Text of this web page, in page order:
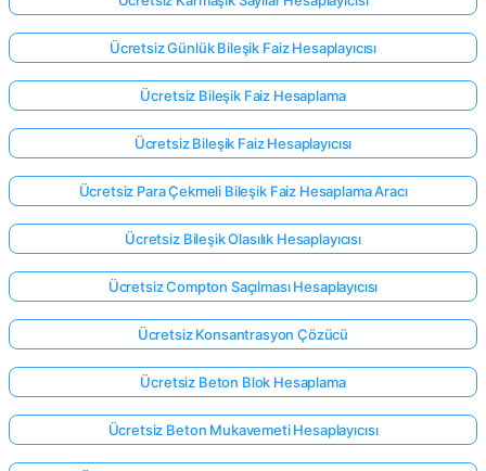
Ücretsiz Günlük Bileşik Faiz Hesaplayıcısı
Ücretsiz Bileşik Faiz Hesaplama
Ücretsiz Bileşik Faiz Hesaplayıcısı
Ücretsiz Para Çekmeli Bileşik Faiz Hesaplama Aracı
Ücretsiz Bileşik Olasılık Hesaplayıcısı
Ücretsiz Compton Saçılması Hesaplayıcısı
Ücretsiz Konsantrasyon Çözücü
Ücretsiz Beton Blok Hesaplama
Ücretsiz Beton Mukavemeti Hesaplayıcısı